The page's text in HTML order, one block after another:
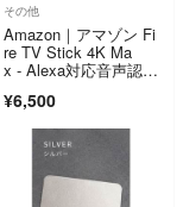
その他
Amazon｜アマゾン Fi
re TV Stick 4K Ma
x - Alexa対応音声認識
属 ストリーミ…
¥6,500